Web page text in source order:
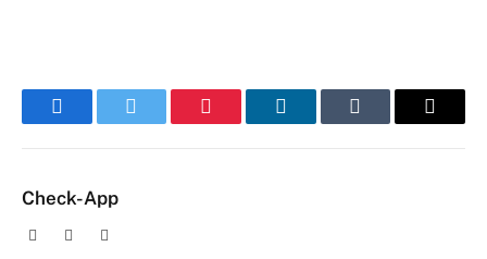
FacebookTwitter Pinterest LinkedInTumblr
E-
Check-App
Website Facebook